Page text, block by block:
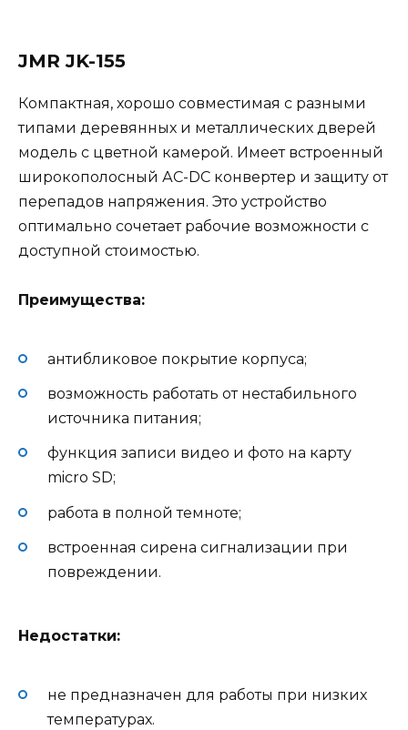
JMR JK-155
Компактная, хорошо совместимая с разными
типами деревянных и металлических дверей
модель с цветной камерой. Имеет встроенный
широкополосный АC-DC конвертер и защиту от
перепадов напряжения. Это устройство
оптимально сочетает рабочие возможности с
доступной стоимостью.
Преимущества:
антибликовое покрытие корпуса;
возможность работать от нестабильного
источника питания;
функция записи видео и фото на карту
micro SD;
работа в полной темноте;
встроенная сирена сигнализации при
повреждении.
Недостатки:
не предназначен для работы при низких
температурах.